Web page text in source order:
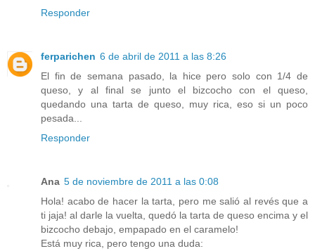
Responder
ferparichen 6 de abril de 2011 a las 8:26
El fin de semana pasado, la hice pero solo con 1/4 de
queso, y al final se junto el bizcocho con el queso,
quedando una tarta de queso, muy rica, eso si un poco
pesada...
Responder
Ana 5 de noviembre de 2011 a las 0:08
Hola! acabo de hacer la tarta, pero me salió al revés que a
ti jaja! al darle la vuelta, quedó la tarta de queso encima y el
bizcocho debajo, empapado en el caramelo!
Está muy rica, pero tengo una duda: